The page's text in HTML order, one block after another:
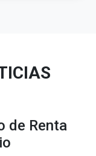
de Renta